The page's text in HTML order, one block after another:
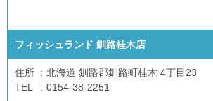
フィッシュランド 釧路桂木店
住所
北海道 釧路郡釧路町桂木 4丁目23
TEL
0154-38-2251